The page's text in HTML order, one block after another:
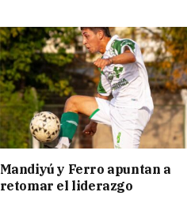
Mandiyú y Ferro apuntan a
retomar el liderazgo